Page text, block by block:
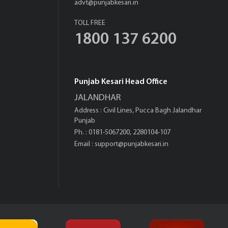
advt@punjabkesari.in
TOLL FREE
1800 137 6200
Punjab Kesari Head Office
JALANDHAR
Address : Civil Lines, Pucca Bagh Jalandhar
Punjab
Ph. : 0181-5067200, 2280104-107
Email : support@punjabkesari.in